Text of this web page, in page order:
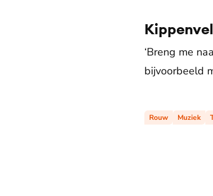
‘Breng me
bijvoorbeeld
Rouw Muziek